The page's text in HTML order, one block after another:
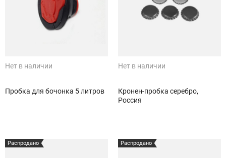
Нет в наличии
Пробка для бочонка 5 литров
Нет в наличии
Кронен-пробка серебро,
Россия
Распродано Распродано